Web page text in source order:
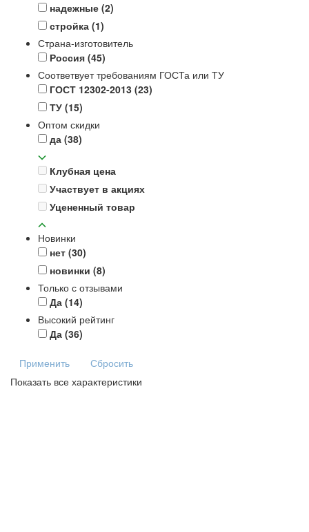
надежные (2)
стройка (1)
Страна-изготовитель
Россия (45)
Соответвует требованиям ГОСТа или ТУ
ГОСТ 12302-2013 (23)
ТУ (15)
Оптом скидки
да (38)
Клубная цена
Участвует в акциях
Уцененный товар
Новинки
нет (30)
новинки (8)
Только с отзывами
Да (14)
Высокий рейтинг
Да (36)
Применить
Сбросить
Показать все характеристики